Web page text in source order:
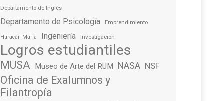
Departamento de Inglés
Departamento de Psicología Emprendimiento
Huracán María Ingeniería Investigación
Logros estudiantiles
MUSA Museo de Arte del RUM NASA NSF
Oficina de Exalumnos y
Filantropía